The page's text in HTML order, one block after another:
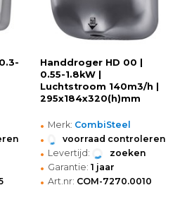
Handdroger HD 00 |
0.55-1.8kW |
Luchtstroom 140m3/h |
295x184x320(h)mm
• Merk: CombiSteel
• voorraad controleren
• Levertijd: zoeken
• Garantie: 1 jaar
• Art.nr: COM-7270.0010